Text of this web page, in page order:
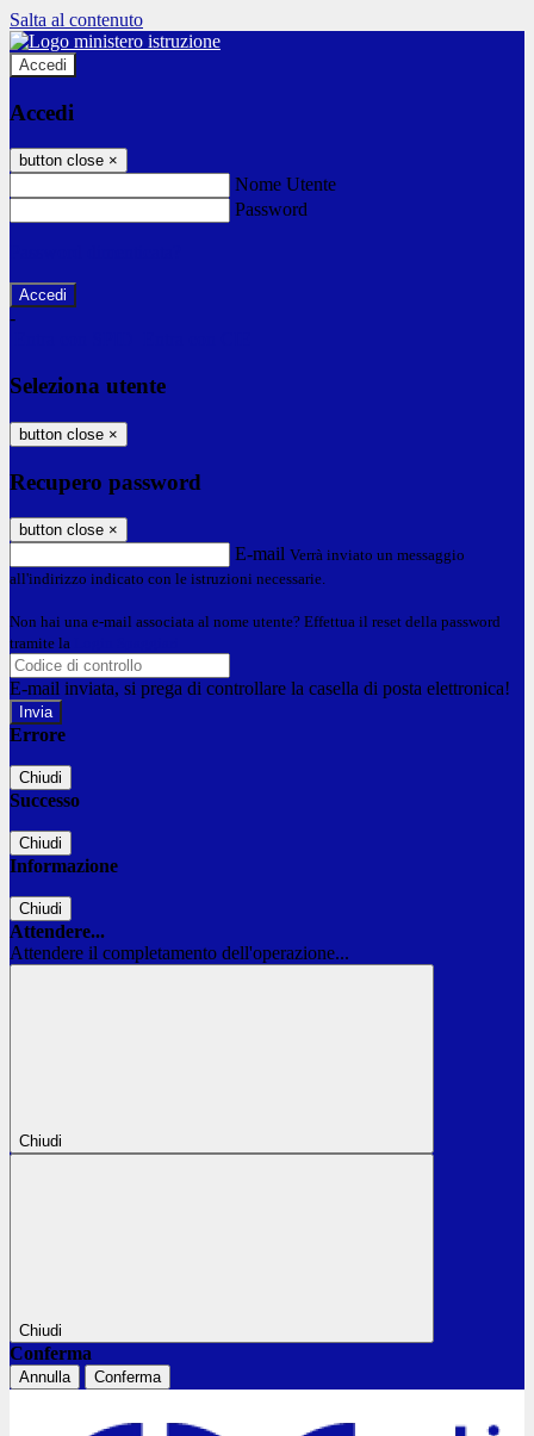
Salta al contenuto
Accedi
Accedi
button close ×
Nome Utente
Password
-
Seleziona utente
button close ×
Recupero password
button close ×
E-mail Verrà inviato un messaggio
all'indirizzo indicato con le istruzioni necessarie.
Non hai una e-mail associata al nome utente? Effettua il reset della password
tramite la
E-mail inviata, si prega di controllare la casella di posta elettronica!
Errore
Chiudi
Successo
Chiudi
Informazione
Chiudi
Attendere...
Attendere il completamento dell'operazione...
Chiudi
Chiudi
Conferma
Annulla Conferma